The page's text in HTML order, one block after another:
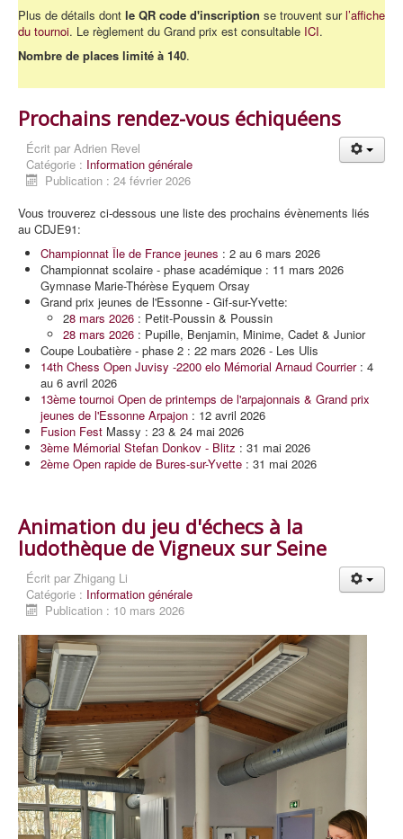
Plus de détails dont le QR code d'inscription se trouvent surl’affiche
du tournoi. Le règlement du Grand prix est consultable ICI.
Nombre de places limité à 140.
Prochains rendez-vous échiquéens
Écrit par Adrien Revel
Catégorie : Information générale
Publication : 24 février 2026
Vous trouverez ci-dessous une liste des prochains évènements liés
au CDJE91:
Championnat Île de France jeunes : 2 au 6 mars 2026
Championnat scolaire - phase académique : 11 mars 2026
Gymnase Marie-Thérèse Eyquem Orsay
Grand prix jeunes de l'Essonne - Gif-sur-Yvette:
28 mars 2026 : Petit-Poussin & Poussin
28 mars 2026 : Pupille, Benjamin, Minime, Cadet & Junior
Coupe Loubatière - phase 2 : 22 mars 2026 - Les Ulis
14th Chess Open Juvisy -2200 elo Mémorial Arnaud Courrier: 4
au 6 avril 2026
13ème tournoi Open de printemps de l'arpajonnais & Grand prix
jeunes de l'Essonne Arpajon : 12 avril 2026
Fusion Fest Massy : 23 & 24 mai 2026
3ème Mémorial Stefan Donkov - Blitz : 31 mai 2026
2ème Open rapide de Bures-sur-Yvette : 31 mai 2026
Animation du jeu d'échecs à la
ludothèque de Vigneux sur Seine
Écrit par Zhigang Li
Catégorie : Information générale
Publication : 10 mars 2026